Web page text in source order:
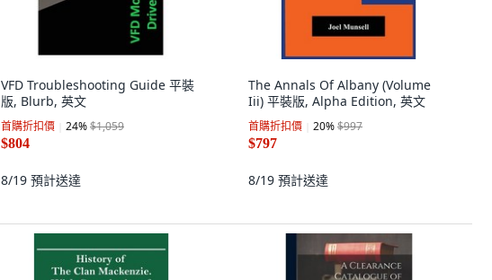
VFD Troubleshooting Guide 平裝
版, Blurb, 英文
首購折扣價 24%$1,059
$804
8/19 預計送達
The Annals Of Albany (Volume
Iii) 平裝版, Alpha Edition, 英文
首購折扣價 20%$997
$797
8/19 預計送達